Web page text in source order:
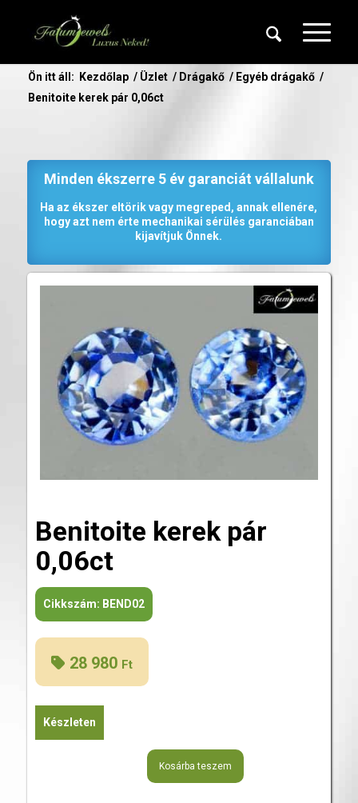
Ön itt áll: Kezdőlap / Üzlet / Drágakő / Egyéb drágakő /
Benitoite kerek pár 0,06ct
Minden ékszerre 5 év garanciát vállalunk
Ha az ékszer eltörik vagy megreped, annak ellenére,
hogy azt nem érte mechanikai sérülés garanciában
kijavítjuk Önnek.
Benitoite kerek pár
0,06ct
Cikkszám: BEND02
28 980 Ft
Készleten
Kosárba teszem